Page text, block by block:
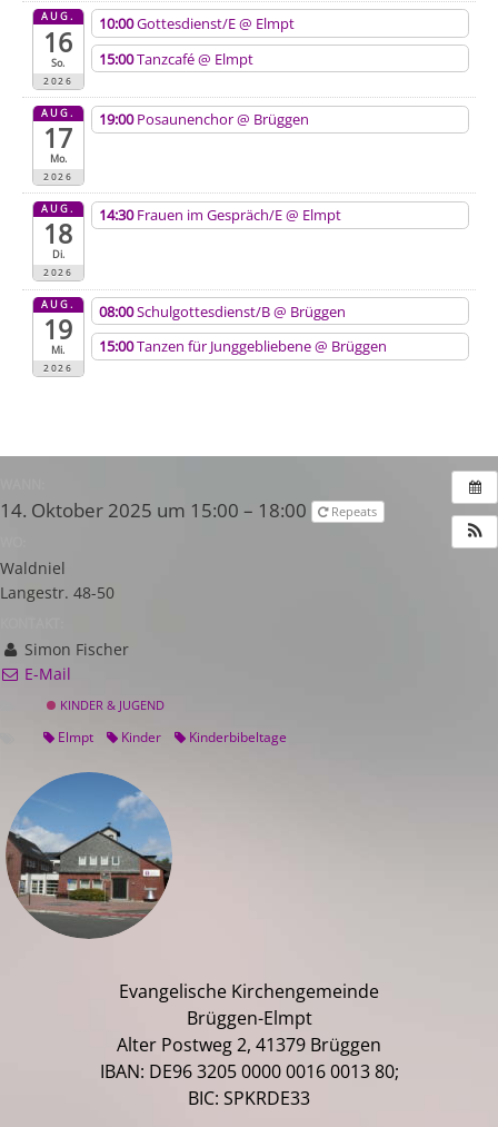
AUG.
16
So.
2026
10:00Gottesdienst/E@ Elmpt
15:00Tanzcafé@ Elmpt
AUG.
17
Mo.
2026
19:00Posaunenchor@ Brüggen
AUG.
18
Di.
2026
14:30Frauen im Gespräch/E@ Elmpt
AUG.
19
Mi.
2026
08:00Schulgottesdienst/B@ Brüggen
15:00Tanzen für Junggebliebene@ Brüggen
14. Oktober 2025 um 15:00 – 18:00 Repeats
Waldniel
Langestr. 48-50
Simon Fischer
E-Mail
KINDER & JUGEND
Elmpt Kinder Kinderbibeltage
Evangelische Kirchengemeinde
Brüggen-Elmpt
Alter Postweg 2, 41379 Brüggen
IBAN: DE96 3205 0000 0016 0013 80;
BIC: SPKRDE33